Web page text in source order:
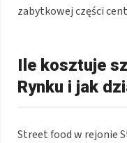
zabytkowej części
Ile kosztuje
Rynku i jak
Street food w rejonie